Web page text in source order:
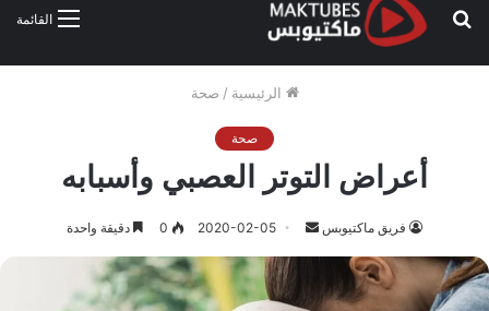
القائمة
بحث
الرئيسية / صحة
صحة
أعراض التوتر العصبي وأسبابه
فريق ماكتيوبس
أرسل
إلكترونيا
2020-02-05
0 دقيقة واحدة